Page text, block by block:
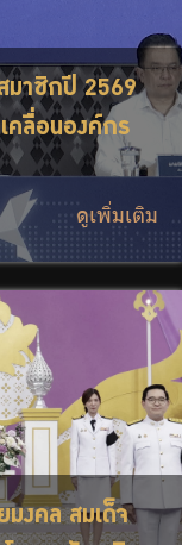
มาชิกปี 2569
คลื่อนองค์กร
ดูเพิ่มเติม
งคล สมเด็จ